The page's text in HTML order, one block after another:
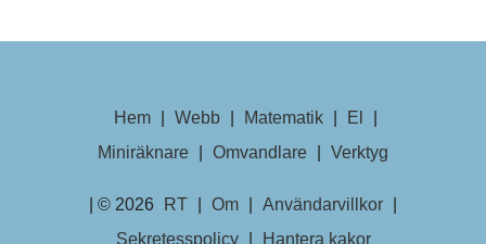
Hem Webb Matematik El
Miniräknare
Omvandlare Verktyg
| © 2026 RT Om Användarvillkor
Sekretesspolicy
Hantera kakor